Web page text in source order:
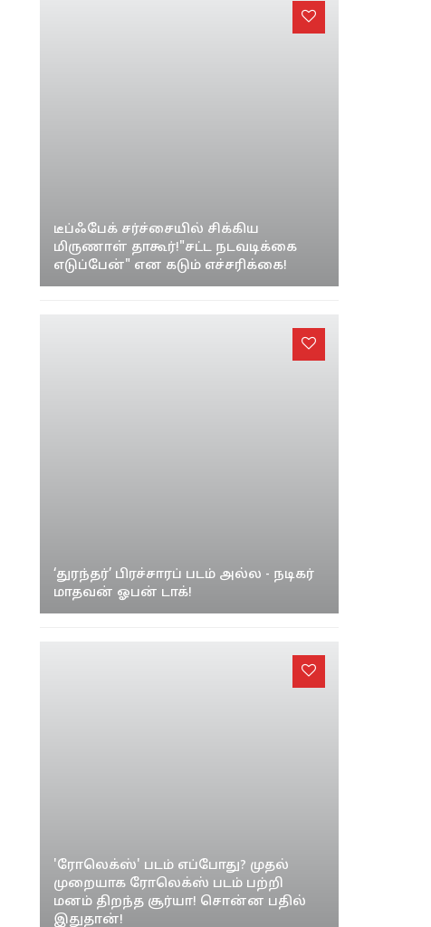
டீப்ஃபேக் சர்ச்சையில் சிக்கிய
மிருணாள் தாகூர்!"சட்ட நடவடிக்கை
எடுப்பேன்" என கடும் எச்சரிக்கை!
‘துரந்தர்’ பிரச்சாரப் படம் அல்ல - நடிகர்
மாதவன் ஓபன் டாக்!
'ரோலெக்ஸ்' படம் எப்போது? முதல்
முறையாக ரோலெக்ஸ் படம் பற்றி
மனம் திறந்த சூர்யா! சொன்ன பதில்
இதுதான்!